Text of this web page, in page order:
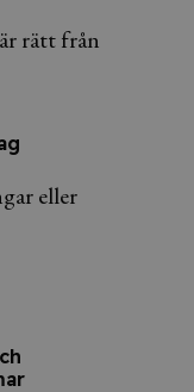
rätt från
eller